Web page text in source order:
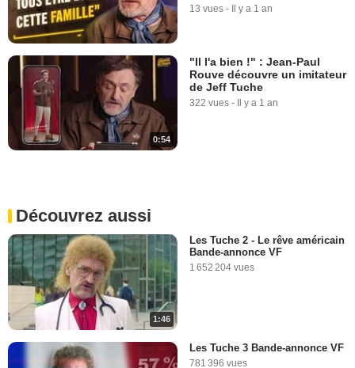
13 vues - Il y a 1 an
0:54
"Il l'a bien !" : Jean-Paul
Rouve découvre un imitateur
de Jeff Tuche
322 vues - Il y a 1 an
Découvrez aussi
1:46
Les Tuche 2 - Le rêve américain
Bande-annonce VF
1 652 204 vues
Les Tuche 3 Bande-annonce VF
781 396 vues